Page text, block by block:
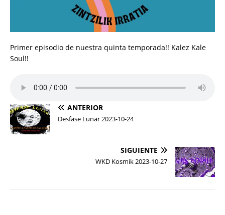
Primer episodio de nuestra quinta temporada!! Kalez Kale
Soul!!
ANTERIOR
Desfase Lunar 2023-10-24
SIGUIENTE
WKD Kosmik 2023-10-27